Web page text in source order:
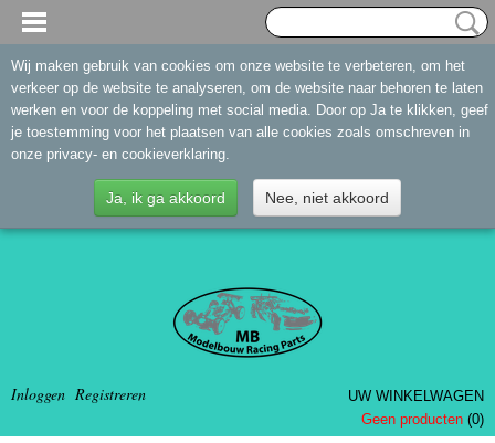
Inloggen Registreren
UW WINKELWAGEN
Geen producten (0)
Wij maken gebruik van cookies om onze website te verbeteren, om het
verkeer op de website te analyseren, om de website naar behoren te laten
werken en voor de koppeling met social media. Door op Ja te klikken, geef
je toestemming voor het plaatsen van alle cookies zoals omschreven in
onze privacy- en cookieverklaring.
Ja, ik ga akkoord Nee, niet akkoord